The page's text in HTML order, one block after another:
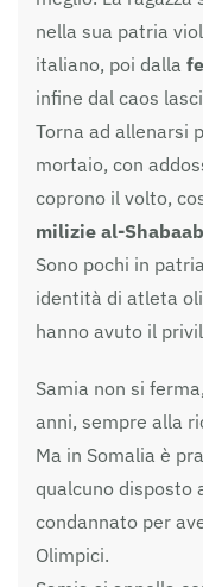
nella sua patria
italiano, poi dalla
infine dal caos
Torna ad allenarsi
mortaio, con
coprono il volto,
milizie al-Shabaab
Sono pochi in
identità di atleta
hanno avuto il
Samia non si
anni, sempre alla
Ma in Somalia è
qualcuno disposto
condannato per
Olimpici.